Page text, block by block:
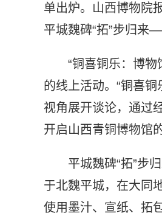
单出炉。山西博物院
平城魏碑“拓”步归来
“铜喜铜乐：博
的线上活动。“铜喜
视角展开谈论，通过
开启山西青铜博物馆
平城魏碑“拓”步
于北魏平城，在大同
使用墨汁、宣纸、拓